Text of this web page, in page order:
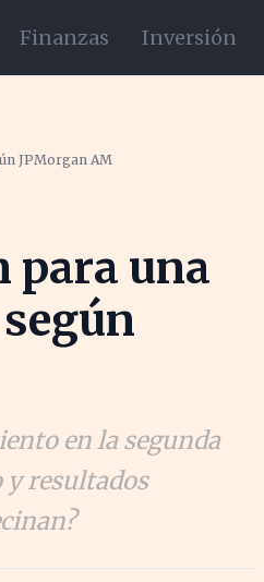
Finanzas Inversión
JPMorgan AM
para una
en la segunda
y resultados